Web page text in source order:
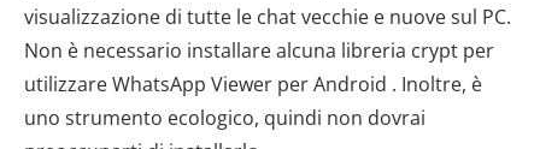
visualizzazione di tutte le chat vecchie e nuove sul PC.
Non è necessario installare alcuna libreria crypt per
utilizzare WhatsApp Viewer per Android . Inoltre, è
uno strumento ecologico, quindi non dovrai